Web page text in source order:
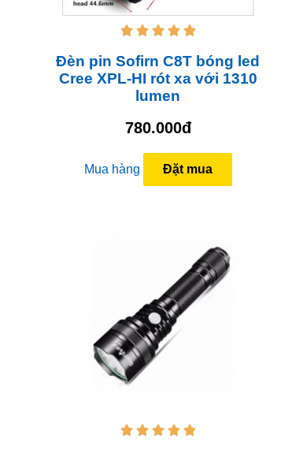
    
Đèn pin Sofirn C8T bóng led
Cree XPL-HI rót xa với 1310
lumen
780.000đ
Mua hàng Đặt mua
    